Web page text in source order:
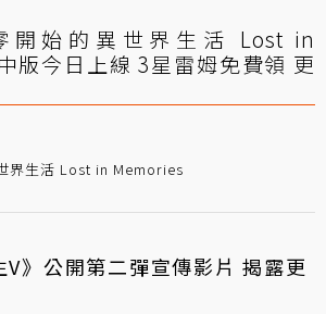
開始的異世界生活 Lost in
版今日上線 3星雷姆免費領 更
界生活 Lost in Memories
V》公開第二彈宣傳影片 揭露更